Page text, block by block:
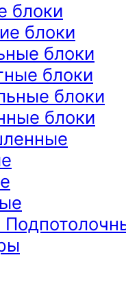
блоки
блоки
блоки
блоки
блоки
блоки